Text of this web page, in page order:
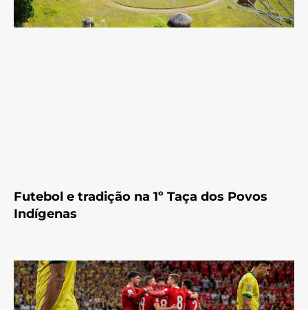
Futebol e tradição na 1º Taça dos Povos
Indígenas